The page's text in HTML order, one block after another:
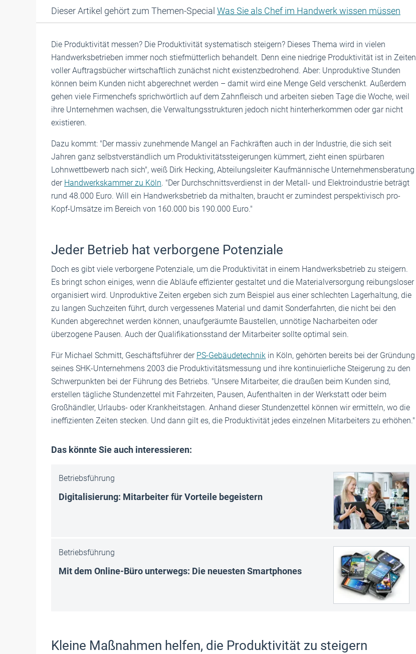
Dieser Artikel gehört zum Themen-Special Was Sie als Chef im Handwerk wissen müssen
Die Produktivität messen? Die Produktivität systematisch steigern? Dieses Thema wird in vielen
Handwerksbetrieben immer noch stiefmütterlich behandelt. Denn eine niedrige Produktivität ist in Zeiten
voller Auftragsbücher wirtschaftlich zunächst nicht existenzbedrohend. Aber: Unproduktive Stunden
können beim Kunden nicht abgerechnet werden – damit wird eine Menge Geld verschenkt. Außerdem
gehen viele Firmenchefs sprichwörtlich auf dem Zahnfleisch und arbeiten sieben Tage die Woche, weil
ihre Unternehmen wachsen, die Verwaltungsstrukturen jedoch nicht hinterherkommen oder gar nicht
existieren.
Dazu kommt: "Der massiv zunehmende Mangel an Fachkräften auch in der Industrie, die sich seit
Jahren ganz selbstverständlich um Produktivitätssteigerungen kümmert, zieht einen spürbaren
Lohnwettbewerb nach sich", weiß Dirk Hecking, Abteilungsleiter Kaufmännische Unternehmensberatung
der Handwerkskammer zu Köln. "Der Durchschnittsverdienst in der Metall- und Elektroindustrie beträgt
rund 48.000 Euro. Will ein Handwerksbetrieb da mithalten, braucht er zumindest perspektivisch pro-
Kopf-Umsätze im Bereich von 160.000 bis 190.000 Euro."
Jeder Betrieb hat verborgene Potenziale
Doch es gibt viele verborgene Potenziale, um die Produktivität in einem Handwerksbetrieb zu steigern.
Es bringt schon einiges, wenn die Abläufe effizienter gestaltet und die Materialversorgung reibungsloser
organisiert wird. Unproduktive Zeiten ergeben sich zum Beispiel aus einer schlechten Lagerhaltung, die
zu langen Suchzeiten führt, durch vergessenes Material und damit Sonderfahrten, die nicht bei den
Kunden abgerechnet werden können, unaufgeräumte Baustellen, unnötige Nacharbeiten oder
überzogene Pausen. Auch der Qualifikationsstand der Mitarbeiter sollte optimal sein.
Für Michael Schmitt, Geschäftsführer der PS-Gebäudetechnik in Köln, gehörten bereits bei der Gründung
seines SHK-Unternehmens 2003 die Produktivitätsmessung und ihre kontinuierliche Steigerung zu den
Schwerpunkten bei der Führung des Betriebs. "Unsere Mitarbeiter, die draußen beim Kunden sind,
erstellen tägliche Stundenzettel mit Fahrzeiten, Pausen, Aufenthalten in der Werkstatt oder beim
Großhändler, Urlaubs- oder Krankheitstagen. Anhand dieser Stundenzettel können wir ermitteln, wo die
ineffizienten Zeiten stecken. Und dann gilt es, die Produktivität jedes einzelnen Mitarbeiters zu erhöhen."
Das könnte Sie auch interessieren:
Betriebsführung
Digitalisierung: Mitarbeiter für Vorteile begeistern
Betriebsführung
Mit dem Online-Büro unterwegs: Die neuesten Smartphones
Kleine Maßnahmen helfen, die Produktivität zu steigern